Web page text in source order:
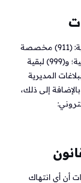
يمكن للمتصلين الإبلاغ عبر الأرقام التالية: (911) مخصصة
لمناطق مكة المكرمة، الرياض والشرقية؛ و(999) لبقية
المديرية
لمكافحة المخدرات وهو (995). بالإضافة إلى ذلك،
أن أي انتهاك